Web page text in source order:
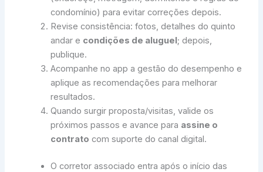
condomínio) para evitar correções depois.
Revise consistência: fotos, detalhes do quinto
andar e condições de aluguel; depois,
publique.
Acompanhe no app a gestão do desempenho e
aplique as recomendações para melhorar
resultados.
Quando surgir proposta/visitas, valide os
próximos passos e avance para assine o
contrato com suporte do canal digital.
O corretor associado entra após o início das